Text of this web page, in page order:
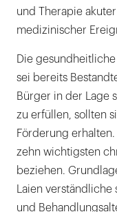
und Therapie
medizinischer
Die
sei bereits
Bürger in der Lage
zu erfüllen, sollten
Förderung
zehn wichtigsten
beziehen.
Laien
und